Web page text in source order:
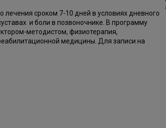
лечения сроком 7-10 дней в условиях дневного
и боли в позвоночнике. В программу
методистом, физиотерапия,
медицины. Для записи на